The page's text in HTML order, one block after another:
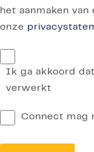
het aanmaken
onze
Ik ga akkoord
verwerkt
Connect mag